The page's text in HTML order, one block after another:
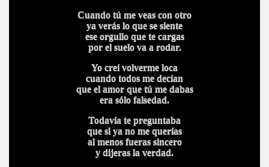
Cuando tú me veas con otro
ya verás lo que se siente
ese orgullo que te cargas
por el suelo va a rodar.
Yo creí volverme loca
cuando todos me decían
que el amor que tú me dabas
era sólo falsedad.
Todavía te preguntaba
que si ya no me querías
al menos fueras sincero
y dijeras la verdad.